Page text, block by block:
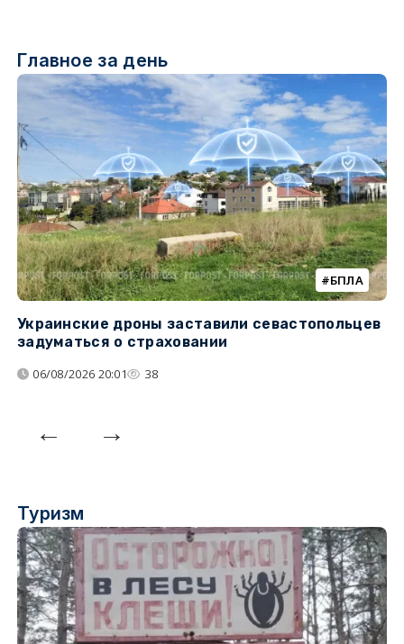
Главное за день
БПЛА
Украинские дроны заставили севастопольцев
задуматься о страховании
06/08/2026 20:01 38
Туризм